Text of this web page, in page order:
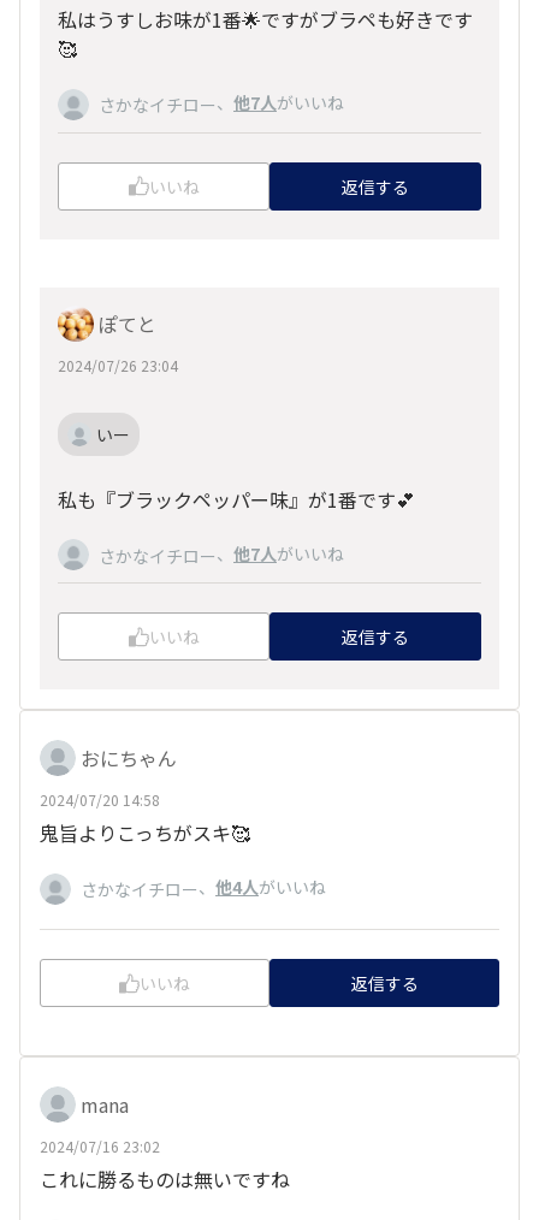
私はうすしお味が1番🌟ですがブラペも好きです
🥰
さかなイチロー、 他7人がいいね
いいね 返信する
ぽてと
2024/07/26 23:04
いー
私も『ブラックペッパー味』が1番です💕
さかなイチロー、 他7人がいいね
いいね 返信する
おにちゃん
2024/07/20 14:58
鬼旨よりこっちがスキ🥰
さかなイチロー、 他4人がいいね
いいね 返信する
mana
2024/07/16 23:02
これに勝るものは無いですね